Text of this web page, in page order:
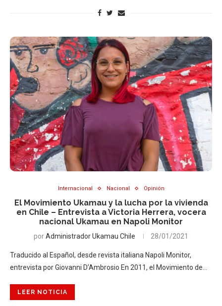
Internacional Nacional Opinión
El Movimiento Ukamau y la lucha por la vivienda
en Chile – Entrevista a Victoria Herrera, vocera
nacional Ukamau en Napoli Monitor
porAdministrador Ukamau Chile 28/01/2021
Traducido al Español, desde revista italiana Napoli Monitor,
entrevista por Giovanni D’Ambrosio En 2011, el Movimiento de…
LEER NOTICIA